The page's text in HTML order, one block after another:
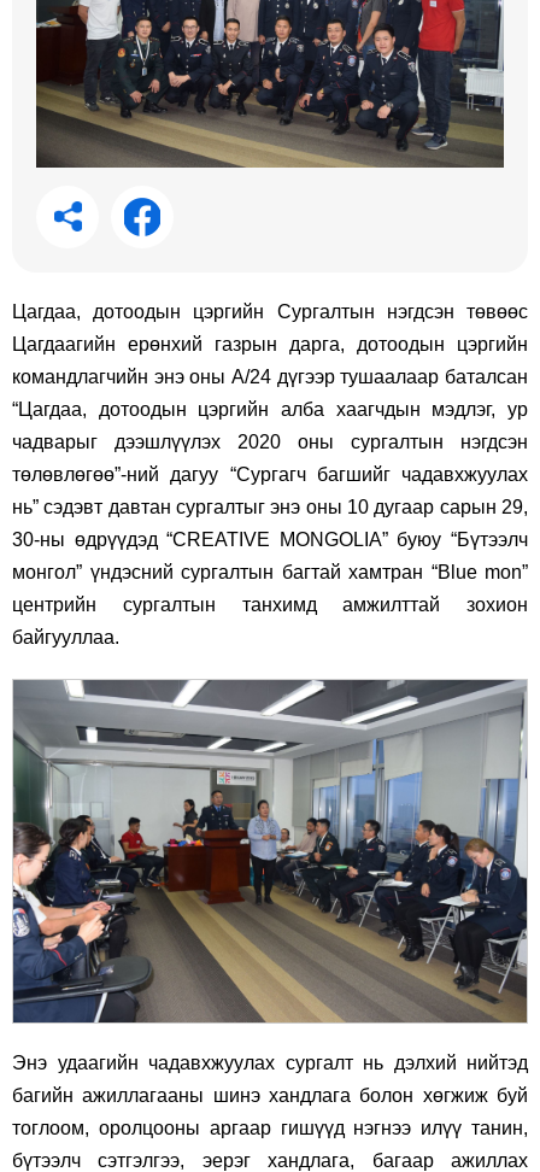
Цагдаа, дотоодын цэргийн Сургалтын нэгдсэн төвөөс
Цагдаагийн ерөнхий газрын дарга, дотоодын цэргийн
командлагчийн энэ оны А/24 дүгээр тушаалаар баталсан
“Цагдаа, дотоодын цэргийн алба хаагчдын мэдлэг, ур
чадварыг дээшлүүлэх 2020 оны сургалтын нэгдсэн
төлөвлөгөө”-ний дагуу “Сургагч багшийг чадавхжуулах
нь” сэдэвт давтан сургалтыг энэ оны 10 дугаар сарын 29,
30-ны өдрүүдэд “CREATIVE MONGOLIA” буюу “Бүтээлч
монгол” үндэсний сургалтын багтай хамтран “Blue mon”
центрийн сургалтын танхимд амжилттай зохион
байгууллаа.
Энэ удаагийн чадавхжуулах сургалт нь дэлхий нийтэд
багийн ажиллагааны шинэ хандлага болон хөгжиж буй
тоглоом, оролцооны аргаар гишүүд нэгнээ илүү танин,
бүтээлч сэтгэлгээ, эерэг хандлага, багаар ажиллах